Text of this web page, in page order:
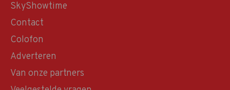
SkyShowtime
Contact
Colofon
Adverteren
Van onze partners